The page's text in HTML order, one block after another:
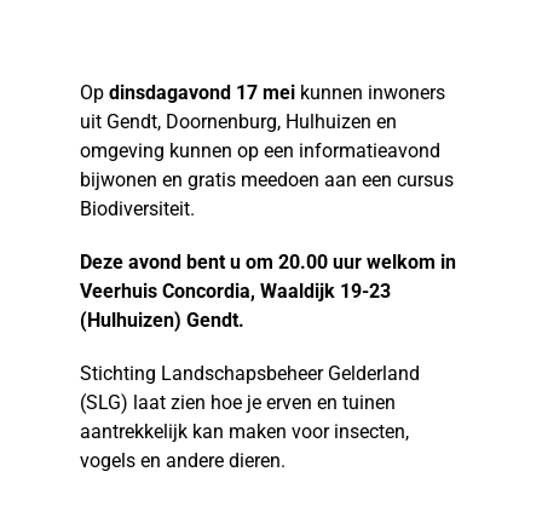
Opdinsdagavond 17 mei kunnen inwoners
uit Gendt, Doornenburg, Hulhuizen en
omgeving kunnen op een informatieavond
bijwonen en gratis meedoen aan een cursus
Biodiversiteit.
Deze avond bent u om 20.00 uur welkom in
Veerhuis Concordia, Waaldijk 19-23
(Hulhuizen) Gendt.
Stichting Landschapsbeheer Gelderland
(SLG) laat zien hoe je erven en tuinen
aantrekkelijk kan maken voor insecten,
vogels en andere dieren.